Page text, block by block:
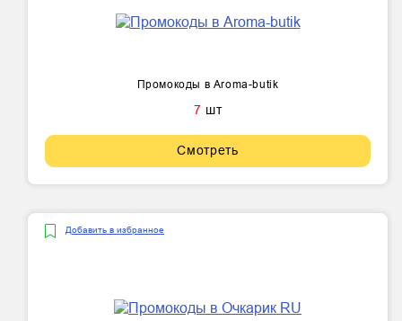
Промокоды в Aroma-butik
7 шт
Смотреть
Добавить в избранное